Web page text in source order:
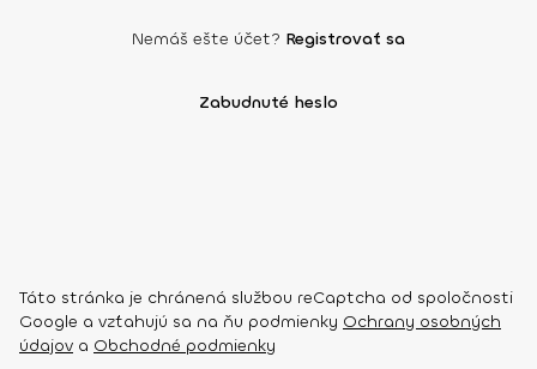
Nemáš ešte účet? Registrovať sa
Zabudnuté heslo
Táto stránka je chránená službou reCaptcha od spoločnosti
Google a vzťahujú sa na ňu podmienky Ochrany osobných
údajov a Obchodné podmienky